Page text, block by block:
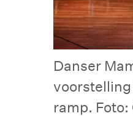
Danser
ramp. Foto: